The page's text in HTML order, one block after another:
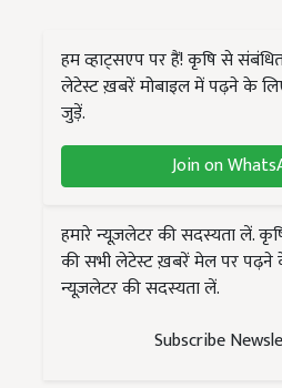
हम व्हाट्सएप पर हैं! कृषि से
लेटेस्ट ख़बरें मोबाइल में पढ़ने के
जुड़ें.
Join on
हमारे न्यूज़लेटर की सदस्यता लें.
की सभी लेटेस्ट ख़बरें मेल पर पढ़ने
न्यूज़लेटर की सदस्यता लें.
Subscribe